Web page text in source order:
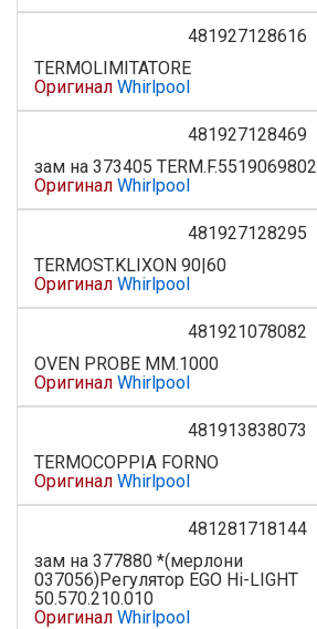
481927128616
TERMOLIMITATORE
Оригинал Whirlpool
481927128469
зам на 373405 TERM.F.5519069802
Оригинал Whirlpool
481927128295
TERMOST.KLIXON 90|60
Оригинал Whirlpool
481921078082
OVEN PROBE MM.1000
Оригинал Whirlpool
481913838073
TERMOCOPPIA FORNO
Оригинал Whirlpool
481281718144
зам на 377880 *(мерлони
037056)Регулятор EGO Hi-LIGHT
50.570.210.010
Оригинал Whirlpool